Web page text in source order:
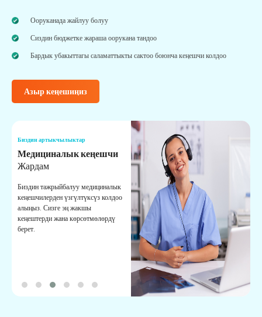
Ооруканада жайлуу болуу
Сиздин бюджетке жараша оорукана тандоо
Бардык убакыттагы саламаттыкты сактоо боюнча кеңешчи колдоо
Азыр кеңешиңиз
Биздин артыкчылыктар
Медициналык кеңешчи
Жардам
Биздин тажрыйбалуу медициналык
кеңешчилерден үзгүлтүксүз колдоо
алыңыз. Сизге эң жакшы
кеңештерди жана көрсөтмөлөрдү
берет.